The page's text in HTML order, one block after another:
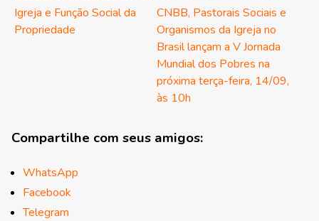
Igreja e Função Social da
Propriedade
CNBB, Pastorais Sociais e
Organismos da Igreja no
Brasil lançam a V Jornada
Mundial dos Pobres na
próxima terça-feira, 14/09,
às 10h
Compartilhe com seus amigos:
WhatsApp
Facebook
Telegram